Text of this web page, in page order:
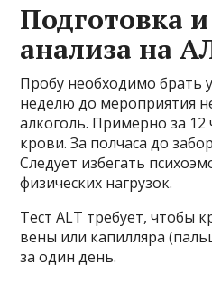
Подготовка
анализа на
Пробу необходимо брать
неделю до мероприятия
алкоголь. Примерно за 12
крови. За полчаса до
Следует избегать
физических нагрузок.
Тест ALT требует, чтобы
вены или капилляра
за один день.